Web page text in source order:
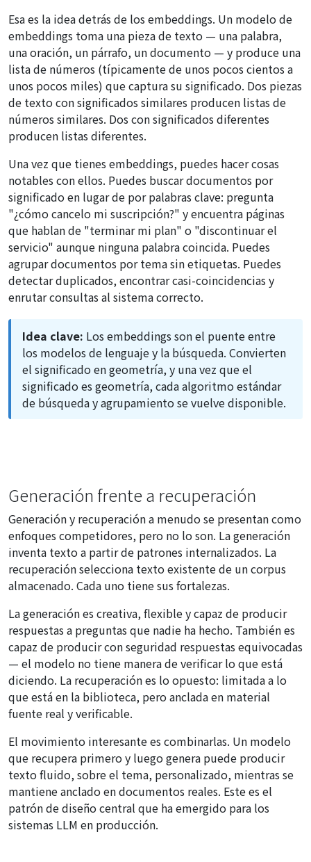
Esa es la idea detrás de los embeddings. Un modelo de
embeddings toma una pieza de texto — una palabra,
una oración, un párrafo, un documento — y produce una
lista de números (típicamente de unos pocos cientos a
unos pocos miles) que captura su significado. Dos piezas
de texto con significados similares producen listas de
números similares. Dos con significados diferentes
producen listas diferentes.
Una vez que tienes embeddings, puedes hacer cosas
notables con ellos. Puedes buscar documentos por
significado en lugar de por palabras clave: pregunta
"¿cómo cancelo mi suscripción?" y encuentra páginas
que hablan de "terminar mi plan" o "discontinuar el
servicio" aunque ninguna palabra coincida. Puedes
agrupar documentos por tema sin etiquetas. Puedes
detectar duplicados, encontrar casi-coincidencias y
enrutar consultas al sistema correcto.
Idea clave: Los embeddings son el puente entre
los modelos de lenguaje y la búsqueda. Convierten
el significado en geometría, y una vez que el
significado es geometría, cada algoritmo estándar
de búsqueda y agrupamiento se vuelve disponible.
Generación frente a recuperación
Generación y recuperación a menudo se presentan como
enfoques competidores, pero no lo son. La generación
inventa texto a partir de patrones internalizados. La
recuperación selecciona texto existente de un corpus
almacenado. Cada uno tiene sus fortalezas.
La generación es creativa, flexible y capaz de producir
respuestas a preguntas que nadie ha hecho. También es
capaz de producir con seguridad respuestas equivocadas
— el modelo no tiene manera de verificar lo que está
diciendo. La recuperación es lo opuesto: limitada a lo
que está en la biblioteca, pero anclada en material
fuente real y verificable.
El movimiento interesante es combinarlas. Un modelo
que recupera primero y luego genera puede producir
texto fluido, sobre el tema, personalizado, mientras se
mantiene anclado en documentos reales. Este es el
patrón de diseño central que ha emergido para los
sistemas LLM en producción.